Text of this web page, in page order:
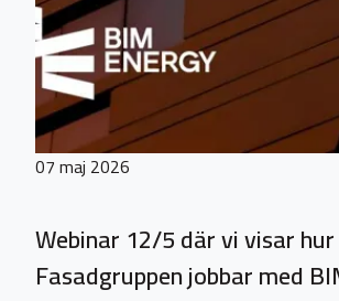
07 maj 2026
Webinar 12/5 där vi visar hur
Fasadgruppen jobbar med